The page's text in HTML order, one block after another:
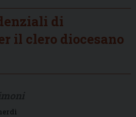
di
il clero diocesano